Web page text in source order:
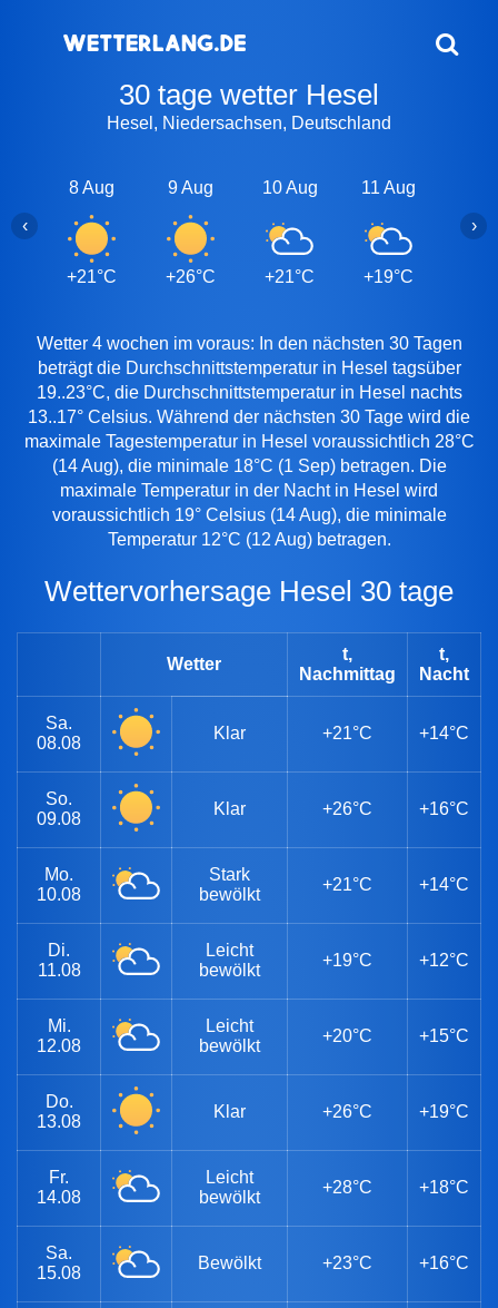
30 tage wetter Hesel
Hesel, Niedersachsen, Deutschland
8 Aug
+21°C
9 Aug
+26°C
10 Aug
+21°C
11 Aug
+19°C
‹ ›
Wetter 4 wochen im voraus: In den nächsten 30 Tagen
beträgt die Durchschnittstemperatur in Hesel tagsüber
19..23°C, die Durchschnittstemperatur in Hesel nachts
13..17° Celsius. Während der nächsten 30 Tage wird die
maximale Tagestemperatur in Hesel voraussichtlich 28°C
(14 Aug), die minimale 18°C (1 Sep) betragen. Die
maximale Temperatur in der Nacht in Hesel wird
voraussichtlich 19° Celsius (14 Aug), die minimale
Temperatur 12°C (12 Aug) betragen.
Wettervorhersage Hesel 30 tage
Wetter
t,
Nachmittag
t,
Nacht
Sa.
08.08
Klar +21°C +14°C
So.
09.08
Klar +26°C +16°C
Mo.
10.08
Stark
bewölkt
+21°C +14°C
Di.
11.08
Leicht
bewölkt
+19°C +12°C
Mi.
12.08
Leicht
bewölkt
+20°C +15°C
Do.
13.08
Klar +26°C +19°C
Fr.
14.08
Leicht
bewölkt
+28°C +18°C
Sa.
15.08
Bewölkt +23°C +16°C